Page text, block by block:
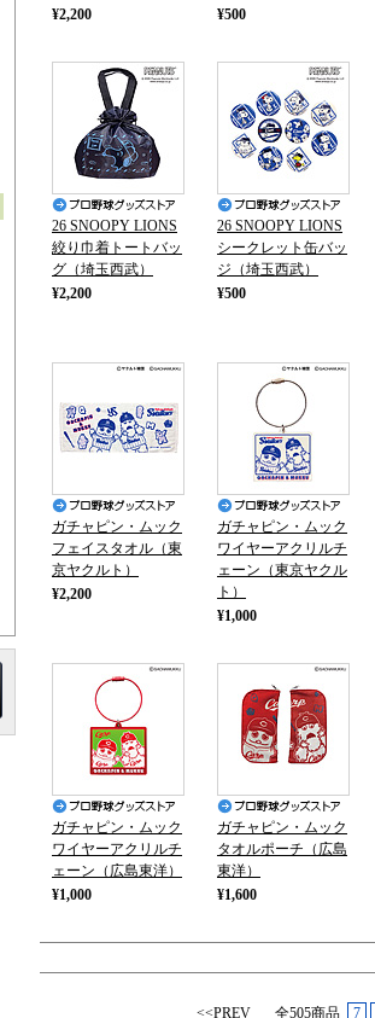
¥2,200
¥500
26 SNOOPY LIONS
絞り巾着トートバッ
グ（埼玉西武）
¥2,200
26 SNOOPY LIONS
シークレット缶バッ
ジ（埼玉西武）
¥500
ガチャピン・ムック
フェイスタオル（東
京ヤクルト）
¥2,200
ガチャピン・ムック
ワイヤーアクリルチ
ェーン（東京ヤクル
ト）
¥1,000
ガチャピン・ムック
ワイヤーアクリルチ
ェーン（広島東洋）
¥1,000
ガチャピン・ムック
タオルポーチ（広島
東洋）
¥1,600
<<PREV 全505商品 7